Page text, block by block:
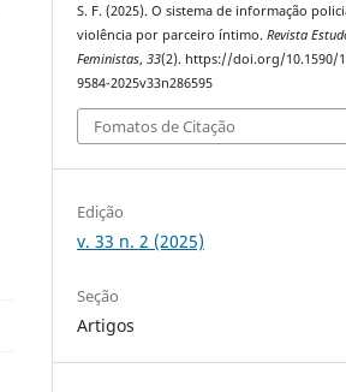
S. F. (2025). O sistema de informação
violência por parceiro íntimo.Revista
Feministas,33(2). https://doi.org/10.1590/
9584-2025v33n286595
Fomatos de Citação
Edição
v. 33 n. 2 (2025)
Seção
Artigos